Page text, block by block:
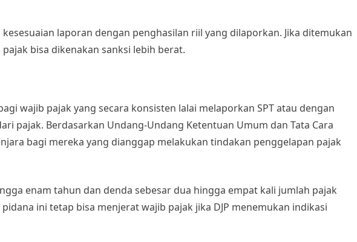
laporan dengan penghasilan riil yang dilaporkan. Jika ditemukan
bisa dikenakan sanksi lebih berat.
wajib pajak yang secara konsisten lalai melaporkan SPT atau dengan
pajak. Berdasarkan Undang-Undang Ketentuan Umum dan Tata Cara
bagi mereka yang dianggap melakukan tindakan penggelapan pajak
enam tahun dan denda sebesar dua hingga empat kali jumlah pajak
ini tetap bisa menjerat wajib pajak jika DJP menemukan indikasi